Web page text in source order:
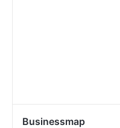
Businessmap